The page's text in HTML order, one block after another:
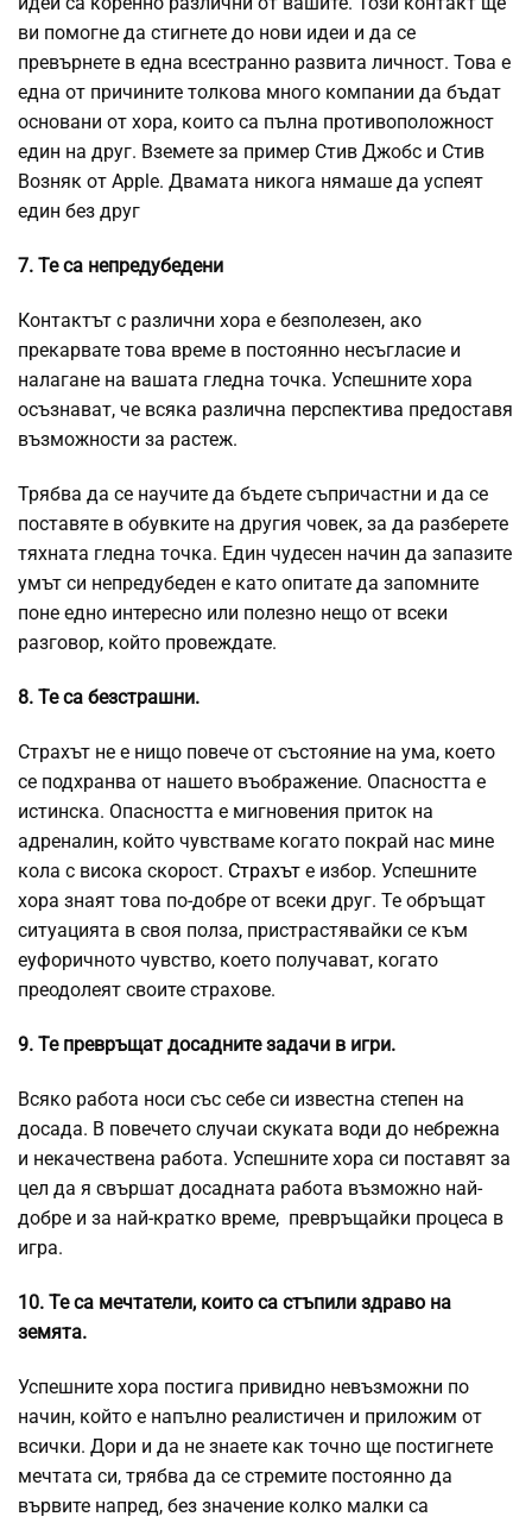
ви помогне да стигнете до нови идеи и да се
превърнете в една всестранно развита личност. Това е
една от причините толкова много компании да бъдат
основани от хора, които са пълна противоположност
един на друг. Вземете за пример Стив Джобс и Стив
Возняк от Apple. Двамата никога нямаше да успеят
един без друг
7. Те са непредубедени
Контактът с различни хора е безполезен, ако
прекарвате това време в постоянно несъгласие и
налагане на вашата гледна точка. Успешните хора
осъзнават, че всяка различна перспектива предоставя
възможности за растеж.
Трябва да се научите да бъдете съпричастни и да се
поставяте в обувките на другия човек, за да разберете
тяхната гледна точка. Един чудесен начин да запазите
умът си непредубеден е като опитате да запомните
поне едно интересно или полезно нещо от всеки
разговор, който провеждате.
8. Те са безстрашни.
Страхът не е нищо повече от състояние на ума, което
се подхранва от нашето въображение. Опасността е
истинска. Опасността е мигновения приток на
адреналин, който чувстваме когато покрай нас мине
кола с висока скорост. Страхът е избор. Успешните
хора знаят това по-добре от всеки друг. Те обръщат
ситуацията в своя полза, пристрастявайки се към
еуфоричното чувство, което получават, когато
преодолеят своите страхове.
9. Те превръщат досадните задачи в игри.
Всяко работа носи със себе си известна степен на
досада. В повечето случаи скуката води до небрежна
и некачествена работа. Успешните хора си поставят за
цел да я свършат досадната работа възможно най-
добре и за най-кратко време, превръщайки процеса в
игра.
10. Те са мечтатели, които са стъпили здраво на
земята.
Успешните хора постига привидно невъзможни по
начин, който е напълно реалистичен и приложим от
всички. Дори и да не знаете как точно ще постигнете
мечтата си, трябва да се стремите постоянно да
вървите напред, без значение колко малки са